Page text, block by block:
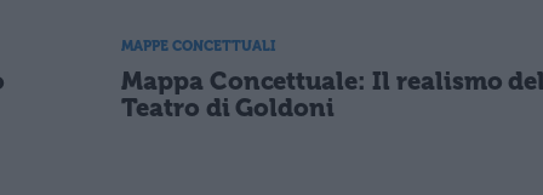
MAPPE CONCETTUALI
Mappa Concettuale: Il realismo del
Teatro di Goldoni